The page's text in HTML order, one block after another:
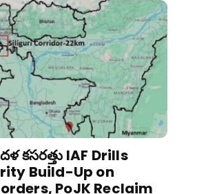
కసరత్తు IAF Drills
Build-Up on
PoJK Reclaim